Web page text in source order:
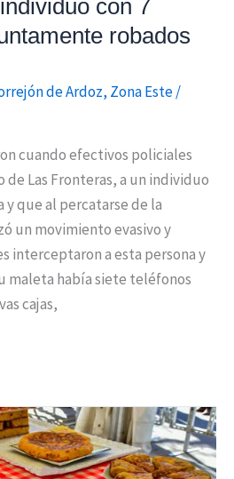
con 7
robados
de Ardoz, Zona Este/
cuando efectivos policiales
de Las Fronteras, a un individuo
que al percatarse de la
un movimiento evasivo y
interceptaron a esta persona y
maleta había siete teléfonos
cajas,